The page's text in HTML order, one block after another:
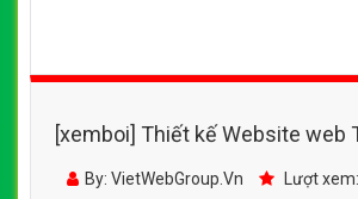
[xemboi] Thiết kế Website web
lichvannien365com
By: VietWebGroup.Vn Lượt